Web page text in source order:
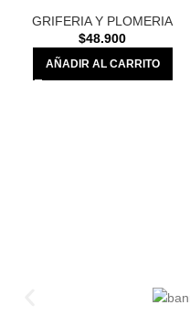
GRIFERIA Y PLOMERIA
$48.900
AÑADIR AL CARRITO